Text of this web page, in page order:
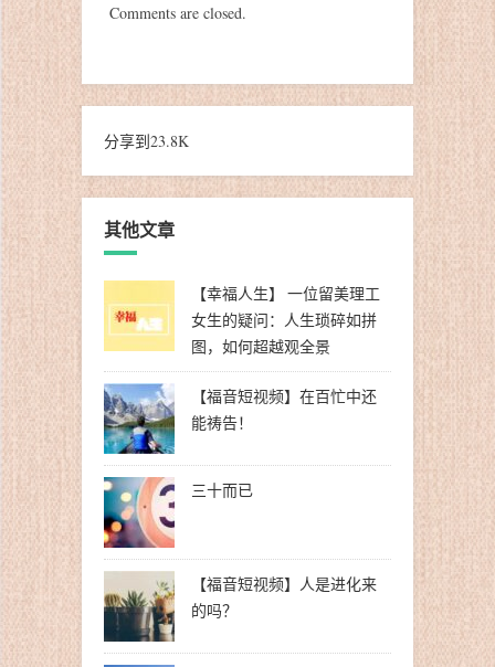
Comments are closed.
分享到23.8K
其他文章
【幸福人生】 一位留美理工
女生的疑问：人生琐碎如拼
图，如何超越观全景
【福音短视频】在百忙中还
能祷告！
三十而已
【福音短视频】人是进化来
的吗？